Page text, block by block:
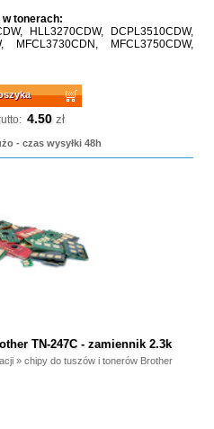
tonerach:
HLL3270CDW, DCPL3510CDW,
MFCL3730CDN, MFCL3750CDW,
4.50 zł
- czas wysyłki 48h
TN-247C - zamiennik 2.3k
»chipy do tuszów i tonerów Brother